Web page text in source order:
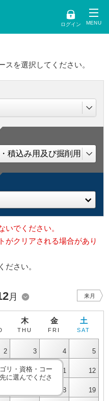
ログイン
を選択してください。
いでください。
がクリアされる場合があり
ださい。
月 来月
木
THU
金
FRI
土
SAT
2 3 4 5
9 10 11 12
18 19
リ・資格・コー
に選んでくださ